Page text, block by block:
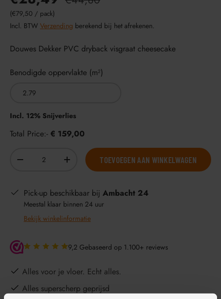
Eenheid prijs
€79,50 / pack
Incl. BTW Verzending berekend bij het afrekenen.
Douwes Dekker PVC dryback visgraat cheesecake
Benodigde oppervlakte (m²)
Incl. 12% Snijverlies
Total Price:- € 159,00
-
+ TOEVOEGEN AAN WINKELWAGEN
Pick-up beschikbaar bij Ambacht 24
Meestal klaar binnen 24 uur
Bekijk winkelinformatie
9,2 Gebaseerd op 1.100+ reviews
Alles voor je vloer. Echt alles.
Alles superscherp geprijsd